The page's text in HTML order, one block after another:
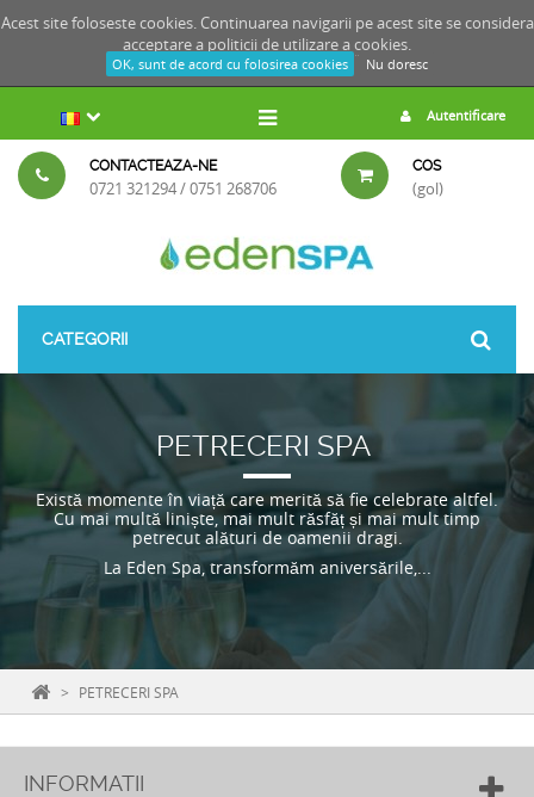
Acest site foloseste cookies. Continuarea navigarii pe acest site se considera
acceptare a politicii de utilizare a cookies.
OK, sunt de acord cu folosirea cookies Nu doresc
Autentificare
CONTACTEAZA-NE
0721 321294 / 0751 268706
COS
(gol)
CATEGORII
PETRECERI SPA
Există momente în viață care merită să fie celebrate altfel.
Cu mai multă liniște, mai mult răsfăț și mai mult timp
petrecut alături de oamenii dragi.
La Eden Spa, transformăm aniversările,...
> PETRECERI SPA
INFORMATII